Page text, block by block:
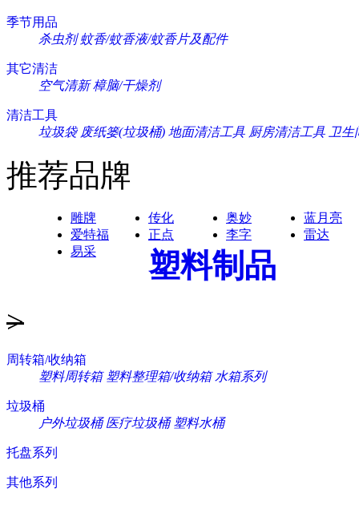
季节用品
杀虫剂 蚊香/蚊香液/蚊香片及配件
其它清洁
空气清新 樟脑/干燥剂
清洁工具
垃圾袋 废纸篓(垃圾桶) 地面清洁工具 厨房清洁工具 卫
推荐品牌
雕牌 传化 奥妙
蓝月亮
爱特福
正点 李字
雷达
易采
塑料制品
>
周转箱/收纳箱
塑料周转箱 塑料整理箱/收纳箱 水箱系列
垃圾桶
户外垃圾桶 医疗垃圾桶 塑料水桶
托盘系列
其他系列